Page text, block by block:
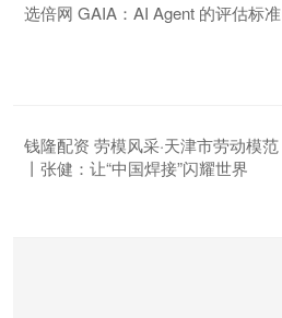
选倍网 GAIA：AI Agent 的评估标准
钱隆配资 劳模风采·天津市劳动模范
丨张健：让“中国焊接”闪耀世界